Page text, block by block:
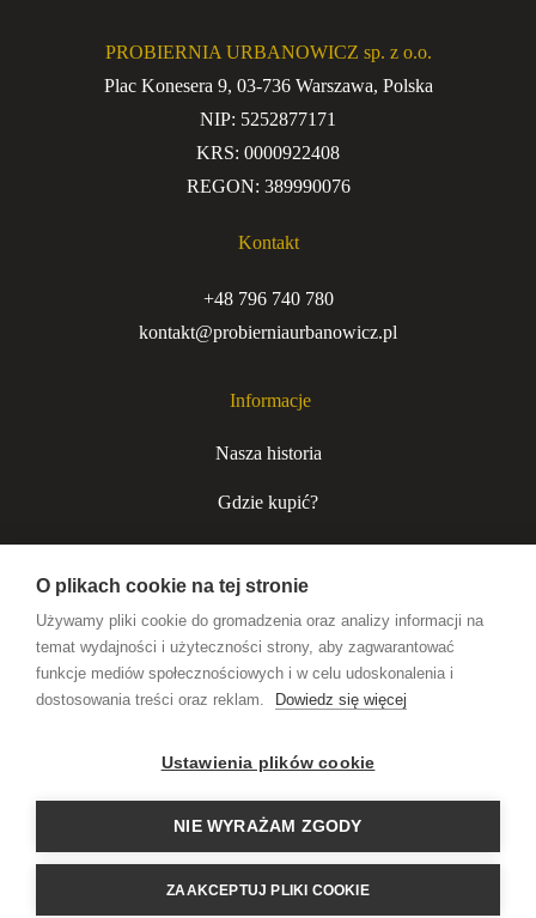
PROBIERNIA URBANOWICZ sp. z o.o.
Plac Konesera 9, 03-736 Warszawa, Polska
NIP: 5252877171
KRS: 0000922408
REGON: 389990076
Kontakt
+48 796 740 780
kontakt@probierniaurbanowicz.pl
Informacje
Nasza historia
Gdzie kupić?
Kurjer niecodzienny
Współpraca B2B
Wódki premium
Alkohole na prezent
HISTORIA PISANA
O plikach cookie na tej stronie
Używamy pliki cookie do gromadzenia oraz analizy informacji na
temat wydajności i użyteczności strony, aby zagwarantować
funkcje mediów społecznościowych i w celu udoskonalenia i
dostosowania treści oraz reklam.
Dowiedz się więcej
Ustawienia plików cookie
NIE WYRAŻAM ZGODY
ZAAKCEPTUJ PLIKI COOKIE